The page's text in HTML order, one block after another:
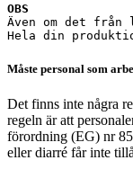
OBS
Även om det
Måste personal som
Det finns inte några
regeln är att
förordning (EG) nr
eller diarré får inte